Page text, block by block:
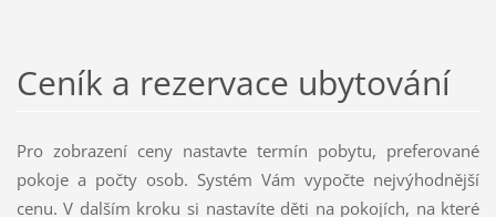
Ceník a rezervace ubytování
Pro zobrazení ceny nastavte termín pobytu, preferované
pokoje a počty osob. Systém Vám vypočte nejvýhodnější
cenu. V dalším kroku si nastavíte děti na pokojích, na které